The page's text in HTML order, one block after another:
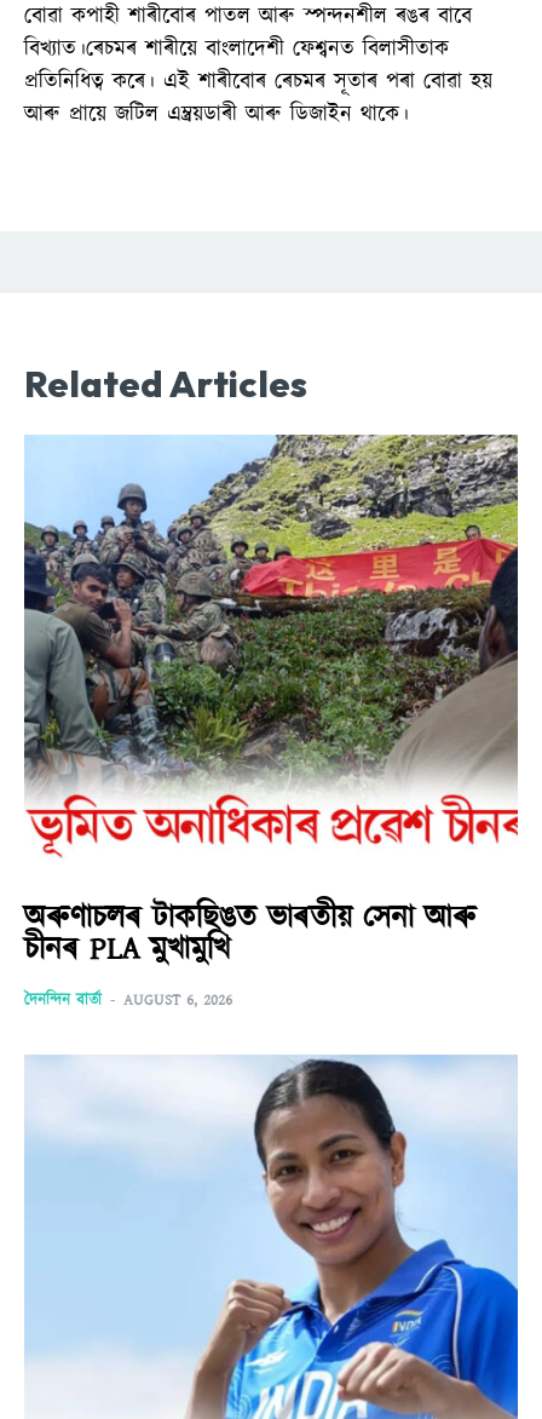
বোৱা কপাহী শাৰীবোৰ পাতল আৰু স্পন্দনশীল ৰঙৰ বাবে
বিখ্যাত।ৰেচমৰ শাৰীয়ে বাংলাদেশী ফেশ্বনত বিলাসীতাক
প্ৰতিনিধিত্ব কৰে। এই শাৰীবোৰ ৰেচমৰ সূতাৰ পৰা বোৱা হয়
আৰু প্ৰায়ে জটিল এম্ব্ৰয়ডাৰী আৰু ডিজাইন থাকে।
Related Articles
অৰুণাচলৰ টাকছিঙত ভাৰতীয় সেনা আৰু
চীনৰ PLA মুখামুখি
দৈনন্দিন বাৰ্তা - AUGUST 6, 2026